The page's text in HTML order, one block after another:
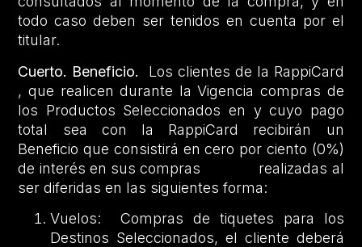
todo caso deben ser tenidos en cuenta por el
titular.
Cuerto. Beneficio.
Los clientes de la RappiCard
, que realicen durante la Vigencia compras de
los Productos Seleccionados en y cuyo pago
total sea con la RappiCard recibirán un
Beneficio que consistirá en cero por ciento (0%)
de interés en sus compras realizadas al
ser diferidas en las siguientes forma:
Vuelos: Compras de tiquetes para los
Destinos Seleccionados, el cliente deberá